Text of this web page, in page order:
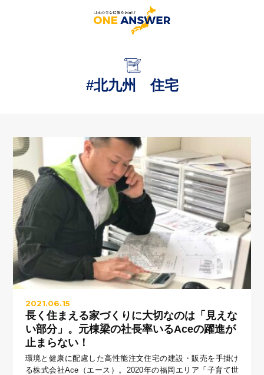
#北九州 住宅
2021.06.15
長く住まえる家づくりに大切なのは「見えな
い部分」。元棟梁の社長率いるAceの躍進が
止まらない！
環境と健康に配慮した高性能注文住宅の建設・販売を手掛け
る株式会社Ace（エース）。2020年の福岡エリア「子育て世